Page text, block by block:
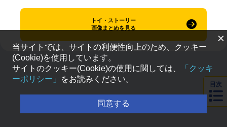
トイ・ストーリー
画像まとめを見る
目次
×
当サイトでは、サイトの利便性向上のため、クッキー
(Cookie)を使用しています。
サイトのクッキー(Cookie)の使用に関しては、
「クッキ
ーポリシー」
をお読みください。
同意する